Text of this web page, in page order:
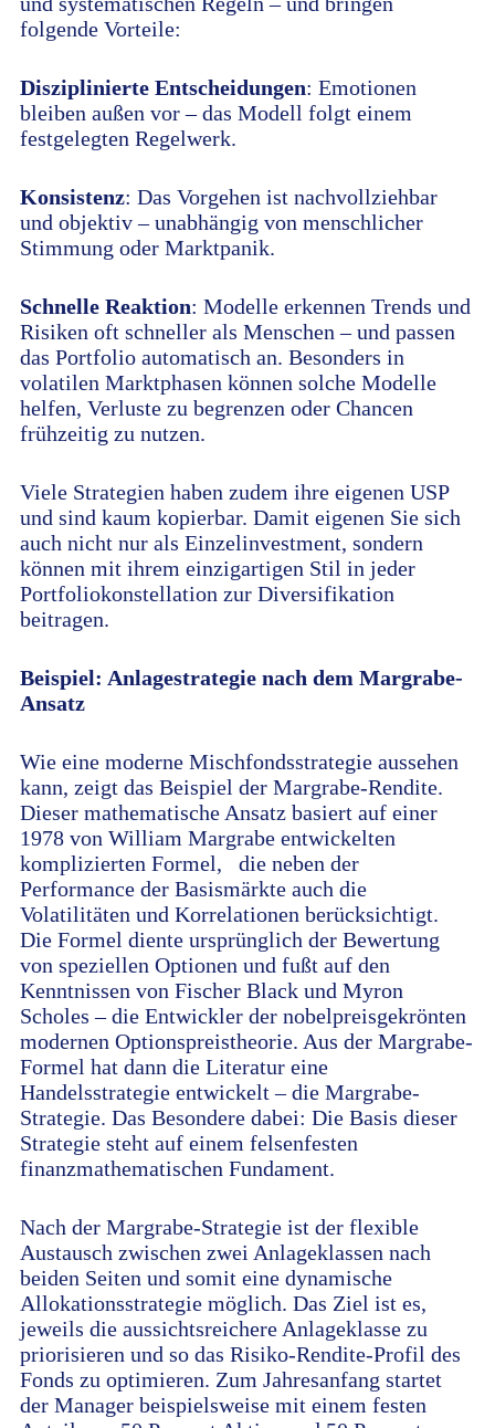
folgende Vorteile:
Disziplinierte Entscheidungen: Emotionen
bleiben außen vor – das Modell folgt einem
festgelegten Regelwerk.
Konsistenz: Das Vorgehen ist nachvollziehbar
und objektiv – unabhängig von menschlicher
Stimmung oder Marktpanik.
Schnelle Reaktion: Modelle erkennen Trends und
Risiken oft schneller als Menschen – und passen
das Portfolio automatisch an. Besonders in
volatilen Marktphasen können solche Modelle
helfen, Verluste zu begrenzen oder Chancen
frühzeitig zu nutzen.
Viele Strategien haben zudem ihre eigenen USP
und sind kaum kopierbar. Damit eigenen Sie sich
auch nicht nur als Einzelinvestment, sondern
können mit ihrem einzigartigen Stil in jeder
Portfoliokonstellation zur Diversifikation
beitragen.
Beispiel: Anlagestrategie nach dem Margrabe-
Ansatz
Wie eine moderne Mischfondsstrategie aussehen
kann, zeigt das Beispiel der Margrabe-Rendite.
Dieser mathematische Ansatz basiert auf einer
1978 von William Margrabe entwickelten
komplizierten Formel,
die neben der
Performance der Basismärkte auch die
Volatilitäten und Korrelationen berücksichtigt.
Die Formel diente ursprünglich der Bewertung
von speziellen Optionen und fußt auf den
Kenntnissen von Fischer Black und Myron
Scholes – die Entwickler der nobelpreisgekrönten
modernen Optionspreistheorie. Aus der Margrabe-
Formel hat dann die Literatur eine
Handelsstrategie entwickelt – die Margrabe-
Strategie. Das Besondere dabei: Die Basis dieser
Strategie steht auf einem felsenfesten
finanzmathematischen Fundament.
Nach der Margrabe-Strategie ist der flexible
Austausch zwischen zwei Anlageklassen nach
beiden Seiten und somit eine dynamische
Allokationsstrategie möglich. Das Ziel ist es,
jeweils die aussichtsreichere Anlageklasse zu
priorisieren und so das Risiko-Rendite-Profil des
Fonds zu optimieren. Zum Jahresanfang startet
der Manager beispielsweise mit einem festen